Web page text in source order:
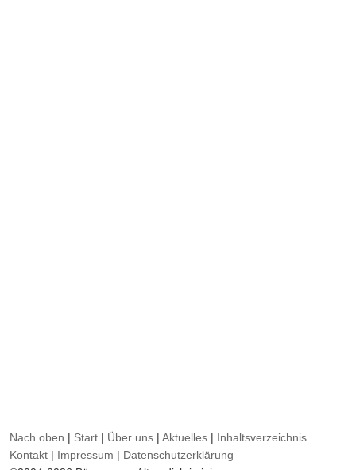
Nach oben | Start | Über uns |Aktuelles | Inhaltsverzeichnis
Kontakt | Impressum | Datenschutzerklärung